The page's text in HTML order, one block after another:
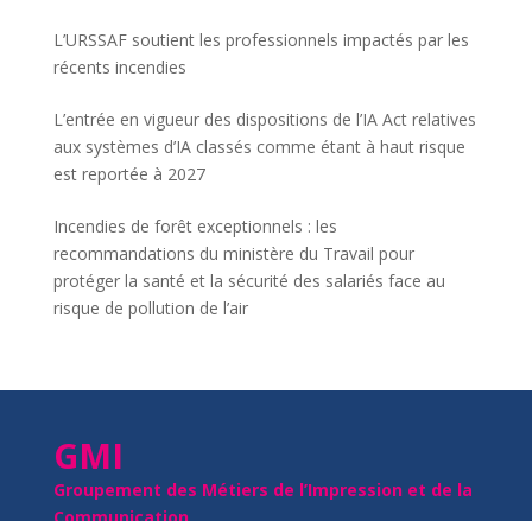
L’URSSAF soutient les professionnels impactés par les
récents incendies
L’entrée en vigueur des dispositions de l’IA Act relatives
aux systèmes d’IA classés comme étant à haut risque
est reportée à 2027
Incendies de forêt exceptionnels : les
recommandations du ministère du Travail pour
protéger la santé et la sécurité des salariés face au
risque de pollution de l’air
GMI
Groupement des Métiers de l’Impression et de la